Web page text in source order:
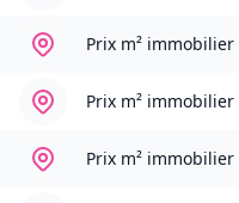
Prix m² immobilier
Prix m² immobilier
Prix m² immobilier